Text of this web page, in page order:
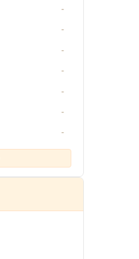
-
-
-
-
-
-
-